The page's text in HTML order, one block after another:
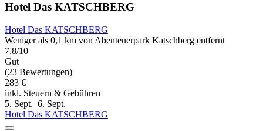
Hotel Das KATSCHBERG
Hotel Das KATSCHBERG
Weniger als 0,1 km von Abenteuerpark Katschberg entfernt
7,8/10
Gut
(23 Bewertungen)
283 €
inkl. Steuern & Gebühren
5. Sept.–6. Sept.
Hotel Das KATSCHBERG